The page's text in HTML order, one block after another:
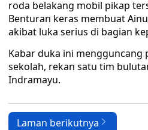
roda belakang mobil pikap
Benturan keras membuat
akibat luka serius di bagian
Kabar duka ini mengguncang
sekolah, rekan satu tim
Indramayu.
Laman berikutnya